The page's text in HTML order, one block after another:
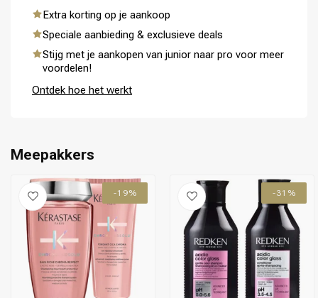
Extra korting op je aankoop
Speciale aanbieding & exclusieve deals
Stijg met je aankopen van junior naar pro voor meer
voordelen!
Ontdek hoe het werkt
Meepakkers
-19% -31%